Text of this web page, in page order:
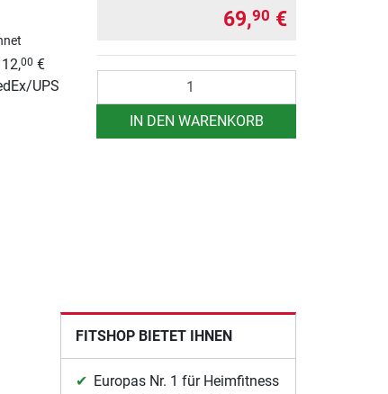
00 €
UPS
69,90 €
IN DEN WARENKORB
FITSHOP BIETET IHNEN
Europas Nr. 1 für Heimfitness